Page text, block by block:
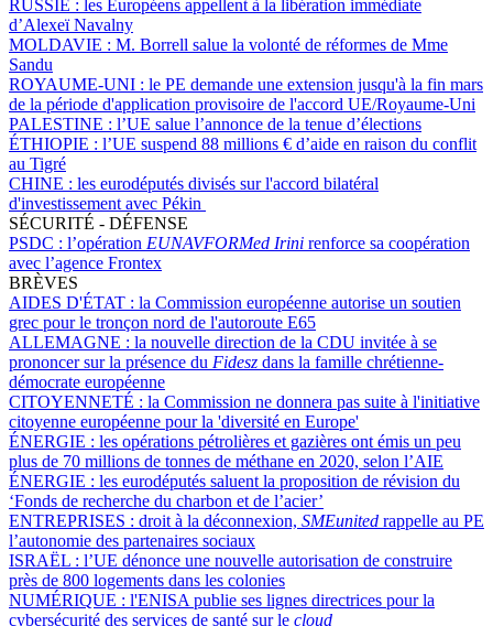
RUSSIE : les Européens appellent à la libération immédiate
d’Alexeï Navalny
MOLDAVIE : M. Borrell salue la volonté de réformes de Mme
Sandu
ROYAUME-UNI : le PE demande une extension jusqu'à la fin mars
de la période d'application provisoire de l'accord UE/Royaume-Uni
PALESTINE : l’UE salue l’annonce de la tenue d’élections
ÉTHIOPIE : l’UE suspend 88 millions € d’aide en raison du conflit
au Tigré
CHINE : les eurodéputés divisés sur l'accord bilatéral
d'investissement avec Pékin
SÉCURITÉ - DÉFENSE
PSDC : l’opération EUNAVFORMed Irini renforce sa coopération
avec l’agence Frontex
BRÈVES
AIDES D'ÉTAT : la Commission européenne autorise un soutien
grec pour le tronçon nord de l'autoroute E65
ALLEMAGNE : la nouvelle direction de la CDU invitée à se
prononcer sur la présence du Fidesz dans la famille chrétienne-
démocrate européenne
CITOYENNETÉ : la Commission ne donnera pas suite à l'initiative
citoyenne européenne pour la 'diversité en Europe'
ÉNERGIE : les opérations pétrolières et gazières ont émis un peu
plus de 70 millions de tonnes de méthane en 2020, selon l’AIE
ÉNERGIE : les eurodéputés saluent la proposition de révision du
‘Fonds de recherche du charbon et de l’acier’
ENTREPRISES : droit à la déconnexion, SMEunited rappelle au PE
l’autonomie des partenaires sociaux
ISRAËL : l’UE dénonce une nouvelle autorisation de construire
près de 800 logements dans les colonies
NUMÉRIQUE : l'ENISA publie ses lignes directrices pour la
cybersécurité des services de santé sur le cloud